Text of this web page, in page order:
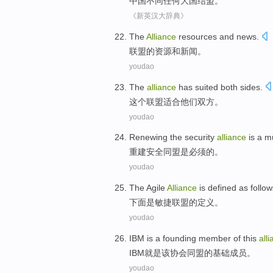
《新英汉大辞典》
The Alliance resources and news
联盟的资源和新闻。
youdao
The alliance has suited both sides
这个联盟适合他们双方。
youdao
Renewing the security alliance is a
重建安全同盟是必须的。
youdao
The Agile Alliance is defined as
下面是敏捷联盟的定义 。
youdao
IBM is a founding member of this
IBM就是该协会同盟的基础成员。
youdao